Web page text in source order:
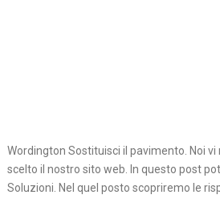
Wordington Sostituisci il pavimento. Noi
scelto il nostro sito web. In questo post
Soluzioni. Nel quel posto scopriremo le